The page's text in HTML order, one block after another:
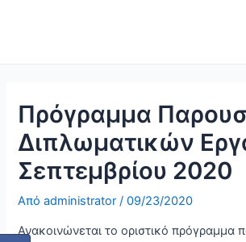
Πρόγραμμα
Διπλωματικών
Σεπτεμβρίου 2020
Απόadministrator/09/23/2020
Ανακοινώνεται το οριστικό πρόγραμμα